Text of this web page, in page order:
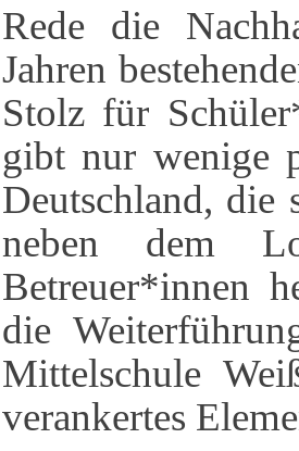
Rede die
Jahren
Stolz für
gibt nur wenige
Deutschland, die
neben dem
Betreuer*innen
die
Mittelschule
verankertes